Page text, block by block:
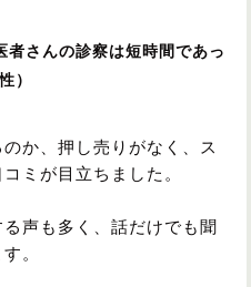
さんの診察は短時間であっ
）
か、押し売りがなく、ス
ミが目立ちました。
声も多く、話だけでも聞
。